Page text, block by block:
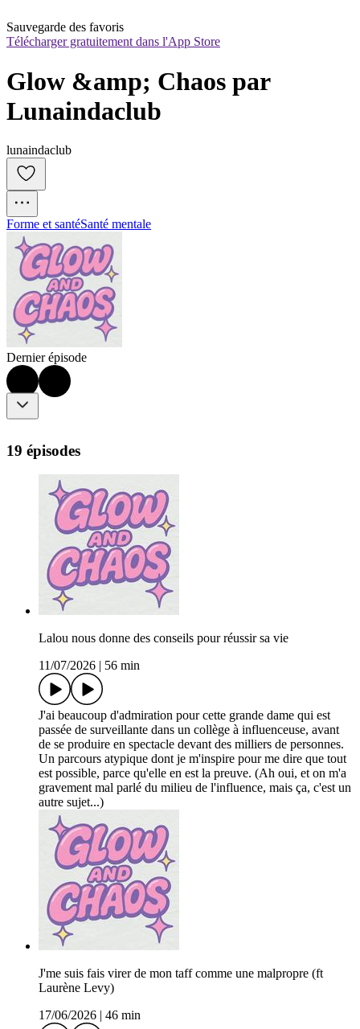
Sauvegarde des favoris
Télécharger gratuitement dans l'App Store
Glow &amp; Chaos par
Lunaindaclub
lunaindaclub
Forme et santéSanté mentale
Dernier épisode
19 épisodes
Lalou nous donne des conseils pour réussir sa vie
11/07/2026
56 min
J'ai beaucoup d'admiration pour cette grande dame qui est
passée de surveillante dans un collège à influenceuse, avant
de se produire en spectacle devant des milliers de personnes.
Un parcours atypique dont je m'inspire pour me dire que tout
est possible, parce qu'elle en est la preuve. (Ah oui, et on m'a
gravement mal parlé du milieu de l'influence, mais ça, c'est un
autre sujet...)
J'me suis fais virer de mon taff comme une malpropre (ft
Laurène Levy)
17/06/2026
46 min